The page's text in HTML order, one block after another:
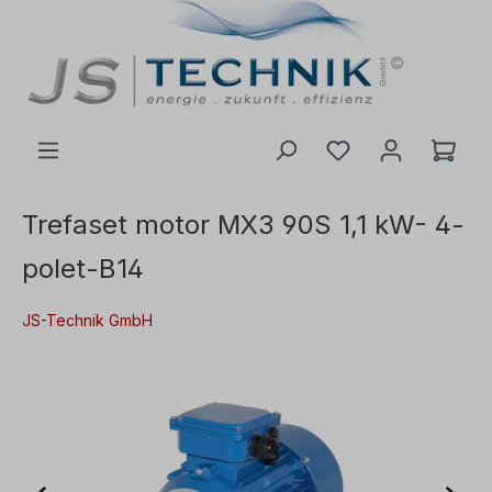
Trefaset motor MX3 90S 1,1 kW- 4-
polet-B14
JS-Technik GmbH